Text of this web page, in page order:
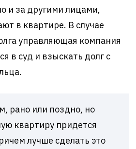
и за другими лицами,
в квартире. В случае
управляющая компания
в суд и взыскать долг с
рано или поздно, но
квартиру придется
лучше сделать это